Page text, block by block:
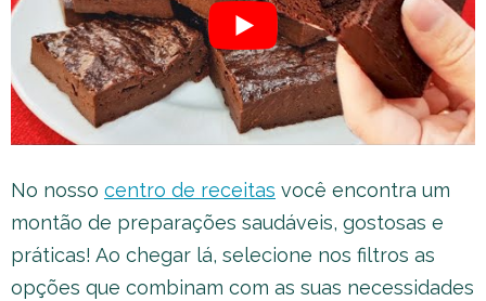
No nosso centro de receitas você encontra um
montão de preparações saudáveis, gostosas e
práticas! Ao chegar lá, selecione nos filtros as
opções que combinam com as suas necessidades